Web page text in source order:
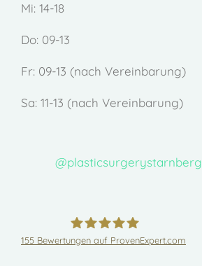
Mi: 14-18
Do: 09-13
Fr: 09-13 (nach Vereinbarung)
Sa: 11-13 (nach Vereinbarung)
@plasticsurgerystarnberg
155 Bewertungen auf ProvenExpert.com